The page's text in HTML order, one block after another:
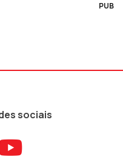
PUB
sociais
ao ao
Aceder